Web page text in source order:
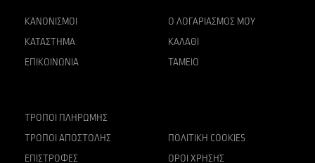
ΚΑΝΟΝΙΣΜΟΊ
ΚΑΤΆΣΤΗΜΑ
ΕΠΙΚΟΙΝΩΝΊΑ
Ο ΛΟΓΑΡΙΑΣΜΌΣ ΜΟΥ
ΚΑΛΆΘΙ
ΤΑΜΕΊΟ
ΤΡΌΠΟΙ ΠΛΗΡΩΜΉΣ
ΤΡΌΠΟΙ ΑΠΟΣΤΟΛΉΣ
ΕΠΙΣΤΡΟΦΈΣ
ΠΟΛΙΤΙΚΉ COOKIES
ΌΡΟΙ ΧΡΉΣΗΣ